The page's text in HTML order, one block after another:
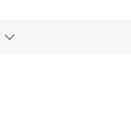
Toggle breadcrumbs